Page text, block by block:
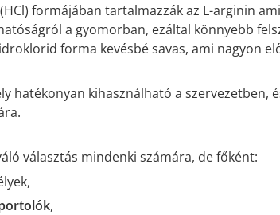
formájában tartalmazzák az L-arginin
a gyomorban, ezáltal könnyebb
forma kevésbé savas, ami nagyon
hatékonyan kihasználható a szervezetben,
választás mindenki számára, de főként:
,